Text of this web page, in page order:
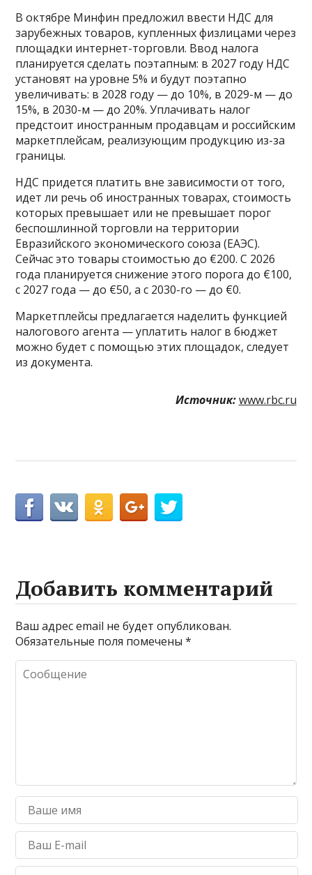
В октябре Минфин предложил ввести НДС для
зарубежных товаров, купленных физлицами через
площадки интернет-торговли. Ввод налога
планируется сделать поэтапным: в 2027 году НДС
установят на уровне 5% и будут поэтапно
увеличивать: в 2028 году — до 10%, в 2029-м — до
15%, в 2030-м — до 20%. Уплачивать налог
предстоит иностранным продавцам и российским
маркетплейсам, реализующим продукцию из-за
границы.
НДС придется платить вне зависимости от того,
идет ли речь об иностранных товарах, стоимость
которых превышает или не превышает порог
беспошлинной торговли на территории
Евразийского экономического союза (ЕАЭС).
Сейчас это товары стоимостью до €200. С 2026
года планируется снижение этого порога до €100,
с 2027 года — до €50, а с 2030-го — до €0.
Маркетплейсы предлагается наделить функцией
налогового агента — уплатить налог в бюджет
можно будет с помощью этих площадок, следует
из документа.
Источник: www.rbc.ru
Добавить комментарий
Ваш адрес email не будет опубликован.
Обязательные поля помечены*